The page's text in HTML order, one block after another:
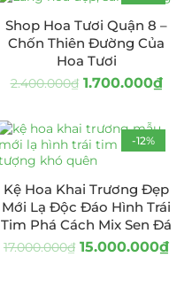
-29%
Shop Hoa Tươi Quận 8 –
Chốn Thiên Đường Của
Hoa Tươi
2.400.000₫ 1.700.000₫
-12%
Kệ Hoa Khai Trương Đẹp
Mới Lạ Độc Đáo Hình Trái
Tim Phá Cách Mix Sen Đá
17.000.000₫ 15.000.000₫